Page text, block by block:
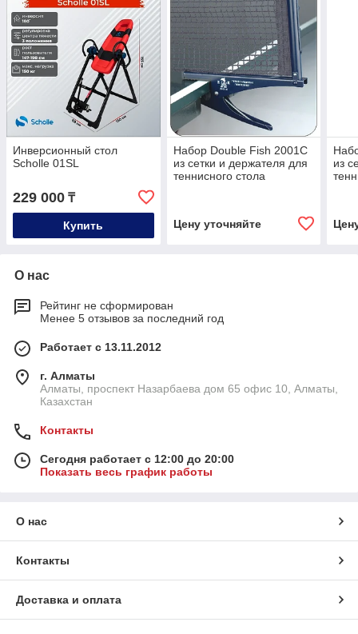
Инверсионный стол
Scholle 01SL
229 000 ₸
Купить
Набор Double Fish 2001C
из сетки и держателя для
теннисного стола
Цену уточняйте
из
О нас
Рейтинг не сформирован
Менее 5 отзывов за последний год
Работает с 13.11.2012
г. Алматы
Алматы, проспект Назарбаева дом 65 офис 10, Алматы,
Казахстан
Контакты
Сегодня работает с 12:00 до 20:00
Показать весь график работы
О нас
Контакты
Доставка и оплата